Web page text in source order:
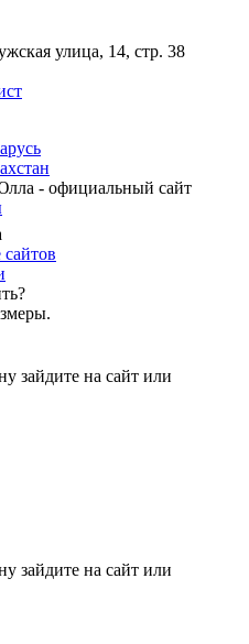
улица, 14, стр. 38
- официальный сайт
зайдите на сайт или
зайдите на сайт или